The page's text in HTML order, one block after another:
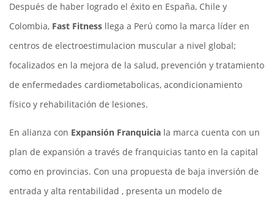
Después de haber logrado el éxito en España, Chile y
Colombia, Fast Fitness llega a Perú como la marca líder en
centros de electroestimulacion muscular a nivel global;
focalizados en la mejora de la salud, prevención y tratamiento
de enfermedades cardiometabolicas, acondicionamiento
físico y rehabilitación de lesiones.
En alianza con Expansión Franquicia la marca cuenta con un
plan de expansión a través de franquicias tanto en la capital
como en provincias. Con una propuesta de baja inversión de
entrada y alta rentabilidad , presenta un modelo de